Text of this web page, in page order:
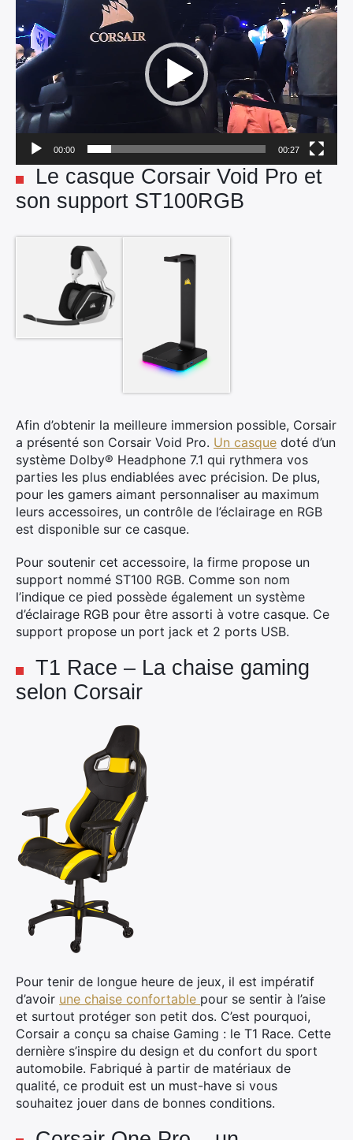
vidéo
00:00 00:27
Le casque Corsair Void Pro et
son support ST100RGB
Afin d’obtenir la meilleure immersion possible, Corsair
a présenté son Corsair Void Pro. Un casque doté d’un
système Dolby® Headphone 7.1 qui rythmera vos
parties les plus endiablées avec précision. De plus,
pour les gamers aimant personnaliser au maximum
leurs accessoires, un contrôle de l’éclairage en RGB
est disponible sur ce casque.
Pour soutenir cet accessoire, la firme propose un
support nommé ST100 RGB. Comme son nom
l’indique ce pied possède également un système
d’éclairage RGB pour être assorti à votre casque. Ce
support propose un port jack et 2 ports USB.
T1 Race – La chaise gaming
selon Corsair
Pour tenir de longue heure de jeux, il est impératif
d’avoir une chaise confortable pour se sentir à l’aise
et surtout protéger son petit dos. C’est pourquoi,
Corsair a conçu sa chaise Gaming : le T1 Race. Cette
dernière s’inspire du design et du confort du sport
automobile. Fabriqué à partir de matériaux de
qualité, ce produit est un must-have si vous
souhaitez jouer dans de bonnes conditions.